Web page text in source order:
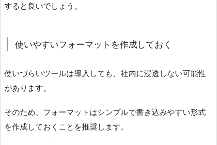
すると良いでしょう。
使いやすいフォーマットを作成しておく
使いづらいツールは導入しても、社内に浸透しない可能性
があります。
そのため、フォーマットはシンプルで書き込みやすい形式
を作成しておくことを推奨します。